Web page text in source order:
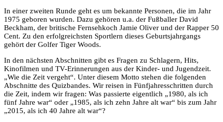
In einer zweiten Runde geht es um bekannte Personen, die im Jahr
1975 geboren wurden. Dazu gehören u.a. der Fußballer David
Beckham, der britische Fernsehkoch Jamie Oliver und der Rapper 50
Cent. Zu den erfolgreichsten Sportlern dieses Geburtsjahrgangs
gehört der Golfer Tiger Woods.
In den nächsten Abschnitten gibt es Fragen zu Schlagern, Hits,
Kinofilmen und TV-Erinnerungen aus der Kinder- und Jugendzeit.
„Wie die Zeit vergeht“. Unter diesem Motto stehen die folgenden
Abschnitte des Quizbandes. Wir reisen in Fünfjahresschritten durch
die Zeit, indem wir fragen: Was passierte eigentlich „1980, als ich
fünf Jahre war“ oder „1985, als ich zehn Jahre alt war“ bis zum Jahr
„2015, als ich 40 Jahre alt war“?